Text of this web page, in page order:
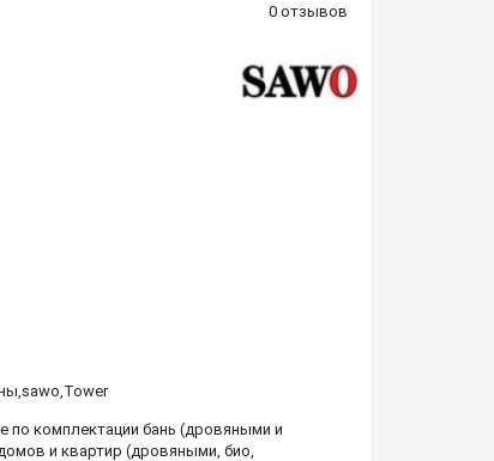
0 отзывов
,sawo,Tower
по комплектации бань (дровяными и
и квартир (дровяными, био,